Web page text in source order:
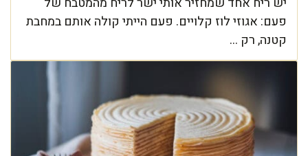
פעם: אגוזי לוז קלויים. פעם הייתי קולה אותם במחבת
קטנה, רק ...